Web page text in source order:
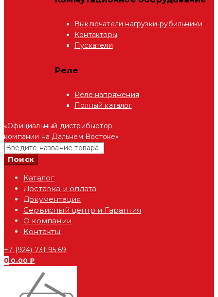
Выключатели нагрузки-рубильники
Контакторы
Пускатели
Реле
Реле напряжения
Полный каталог
«Официальный дистрибьютор
компании на Дальнем Востоке»
Каталог
Доставка и оплата
Документация
Сервисный центр и Гарантия
О компании
Контакты
+7 (924) 731 95 69
0 0.00₽